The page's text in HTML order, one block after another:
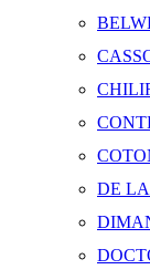
DE